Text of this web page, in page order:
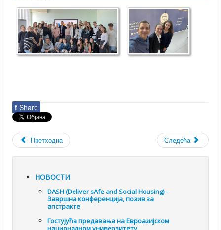
f Share
Претходна Следећа
НОВОСТИ
DASH (Deliver sAfe and Social Housing) -
Завршна конференција, позив за
апстракте
Гостујућа предавања на Евроазијском
националном универзитету